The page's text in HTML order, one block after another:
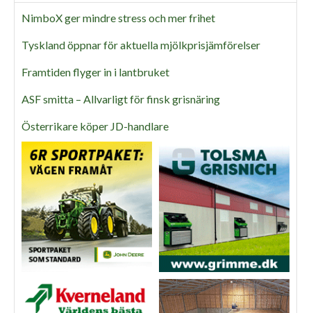
NimboX ger mindre stress och mer frihet
Tyskland öppnar för aktuella mjölkprisjämförelser
Framtiden flyger in i lantbruket
ASF smitta – Allvarligt för finsk grisnäring
Österrikare köper JD-handlare